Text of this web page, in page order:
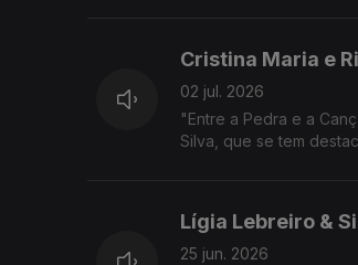
Cristina Maria e
02 jul. 2026
"Entre a Pedra e a
Silva, que se tem
Lígia Lebreiro &
25 jun. 2026